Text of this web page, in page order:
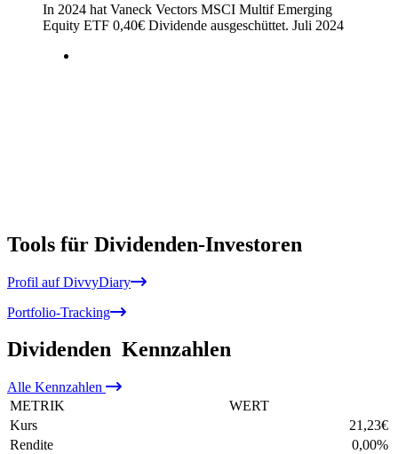
In 2024 hat Vaneck Vectors MSCI Multif Emerging
Equity ETF 0,40€ Dividende ausgeschüttet. Juli 2024
Tools für Dividenden-Investoren
Profil auf DivvyDiary
Portfolio-Tracking
Dividenden Kennzahlen
Alle Kennzahlen
METRIK
WERT
Kurs
21,23€
Rendite
0,00%